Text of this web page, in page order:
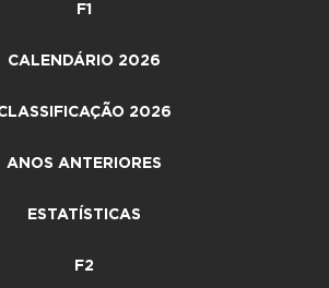
F1
CALENDÁRIO 2026
2026
ANOS ANTERIORES
ESTATÍSTICAS
F2